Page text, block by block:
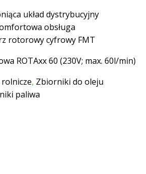
układ dystrybucyjny
obsługa
rotorowy cyfrowy FMT
ROTAxx 60 (230V; max. 60l/min)
, Zbiorniki do oleju
paliwa